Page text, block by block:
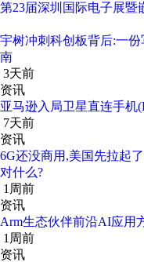
第23届深圳国际电子展暨
宇树冲刺科创板背后:一
南
3天前
资讯
亚马逊入局卫星直连手机
7天前
资讯
6G还没商用,美国先拉起
对什么?
1周前
资讯
Arm生态伙伴前沿AI应用
1周前
资讯